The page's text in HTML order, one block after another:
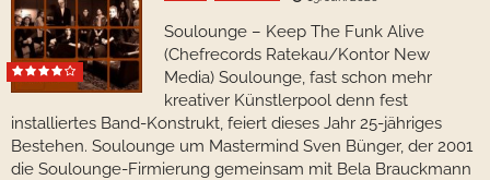
Soulounge – Keep The Funk Alive
(Chefrecords Ratekau/Kontor New
Media) Soulounge, fast schon mehr
kreativer Künstlerpool denn fest
installiertes Band-Konstrukt, feiert dieses Jahr 25-jähriges
Bestehen. Soulounge um Mastermind Sven Bünger, der 2001
die Soulounge-Firmierung gemeinsam mit Bela Brauckmann